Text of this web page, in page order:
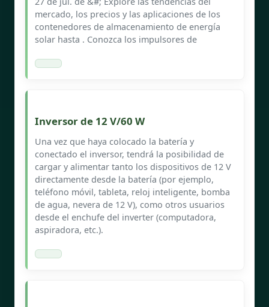
mercado, los precios y las aplicaciones de los
contenedores de almacenamiento de energía
solar hasta . Conozca los impulsores de
Inversor de 12 V/60 W
Una vez que haya colocado la batería y
conectado el inversor, tendrá la posibilidad de
cargar y alimentar tanto los dispositivos de 12 V
directamente desde la batería (por ejemplo,
teléfono móvil, tableta, reloj inteligente, bomba
de agua, nevera de 12 V), como otros usuarios
desde el enchufe del inverter (computadora,
aspiradora, etc.).